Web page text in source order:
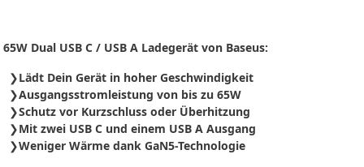
65W Dual USB C / USB A Ladegerät von Baseus:
Lädt Dein Gerät in hoher Geschwindigkeit
Ausgangsstromleistung von bis zu 65W
Schutz vor Kurzschluss oder Überhitzung
Mit zwei USB C und einem USB A Ausgang
Weniger Wärme dank GaN5-Technologie